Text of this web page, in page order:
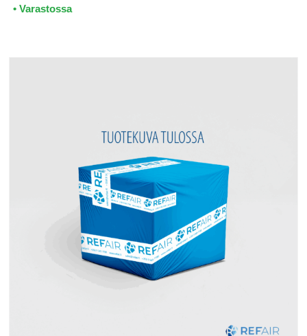
• Varastossa